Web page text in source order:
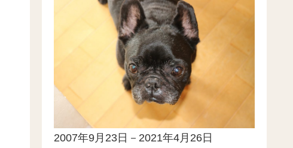
2007年9月23日－2021年4月26日